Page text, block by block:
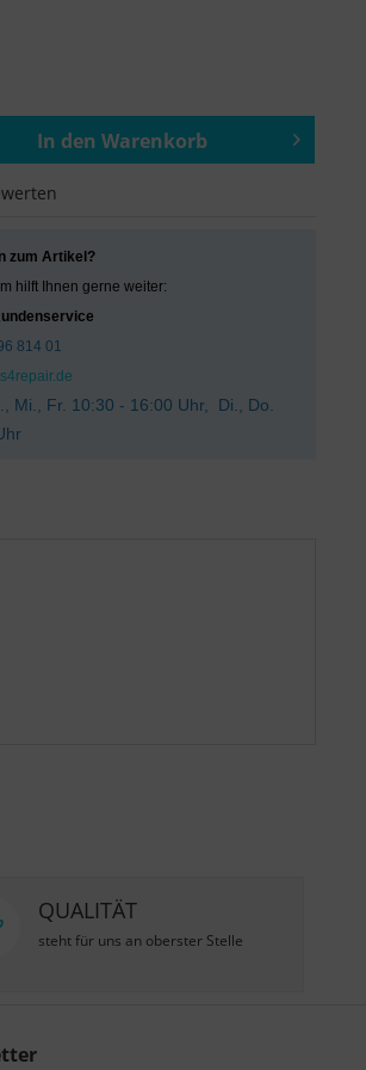
In den Warenkorb
zum Artikel?
hilft Ihnen gerne weiter:
814 01
Mi., Fr. 10:30 - 16:00 Uhr, Di., Do.
QUALITÄT
steht für uns an oberster Stelle